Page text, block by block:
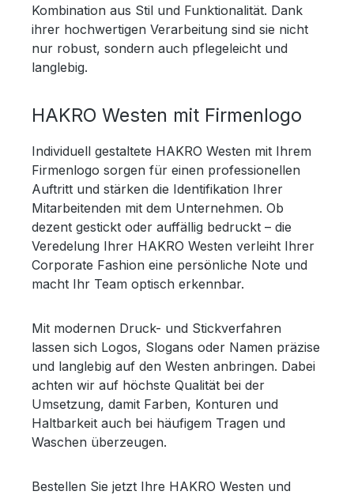
Kombination aus Stil und Funktionalität. Dank
ihrer hochwertigen Verarbeitung sind sie nicht
nur robust, sondern auch pflegeleicht und
langlebig.
HAKRO Westen mit Firmenlogo
Individuell gestaltete HAKRO Westen mit Ihrem
Firmenlogo sorgen für einen professionellen
Auftritt und stärken die Identifikation Ihrer
Mitarbeitenden mit dem Unternehmen. Ob
dezent gestickt oder auffällig bedruckt – die
Veredelung Ihrer HAKRO Westen verleiht Ihrer
Corporate Fashion eine persönliche Note und
macht Ihr Team optisch erkennbar.
Mit modernen Druck- und Stickverfahren
lassen sich Logos, Slogans oder Namen präzise
und langlebig auf den Westen anbringen. Dabei
achten wir auf höchste Qualität bei der
Umsetzung, damit Farben, Konturen und
Haltbarkeit auch bei häufigem Tragen und
Waschen überzeugen.
Bestellen Sie jetzt Ihre HAKRO Westen und